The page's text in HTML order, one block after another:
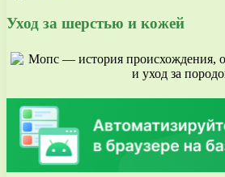
Уход за шерстью и кожей